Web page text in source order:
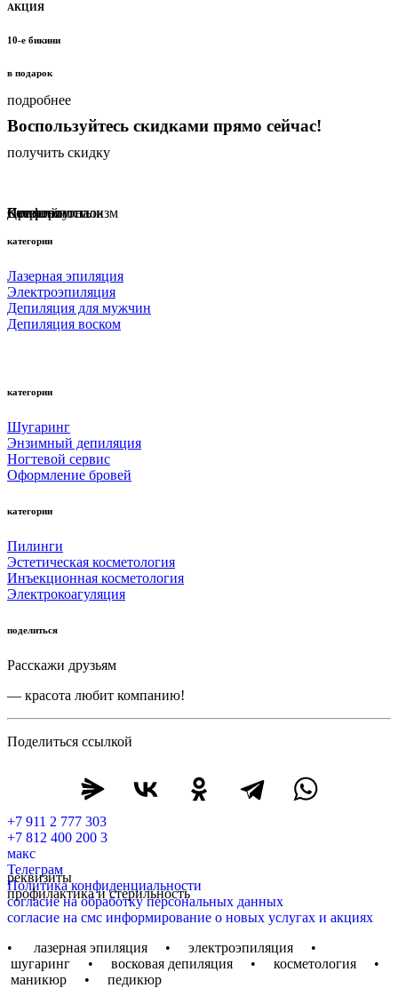
АКЦИЯ
10-е бикини
в подарок
подробнее
Воспользуйтесь скидками прямо сейчас!
получить скидку
Профессионализм
Комфорт
Качество
Детский уголок
Стерильность
категории
Лазерная эпиляция
Электроэпиляция
Депиляция для мужчин
Депиляция воском
категории
Шугаринг
Энзимный депиляция
Ногтевой сервис
Оформление бровей
категории
Пилинги
Эстетическая косметология
Инъекционная косметология
Электрокоагуляция
поделиться
Расскажи друзьям
— красота любит компанию!
Поделиться ссылкой
+7 911 2 777 303
+7 812 400 200 3
макс
Телеграм
реквизиты
Политика конфиденциальности
профилактика и стерильность
согласие на обработку персональных данных
согласие на смс информирование о новых услугах и акциях
• лазерная эпиляция • электроэпиляция •
шугаринг • восковая депиляция • косметология •
маникюр • педикюр